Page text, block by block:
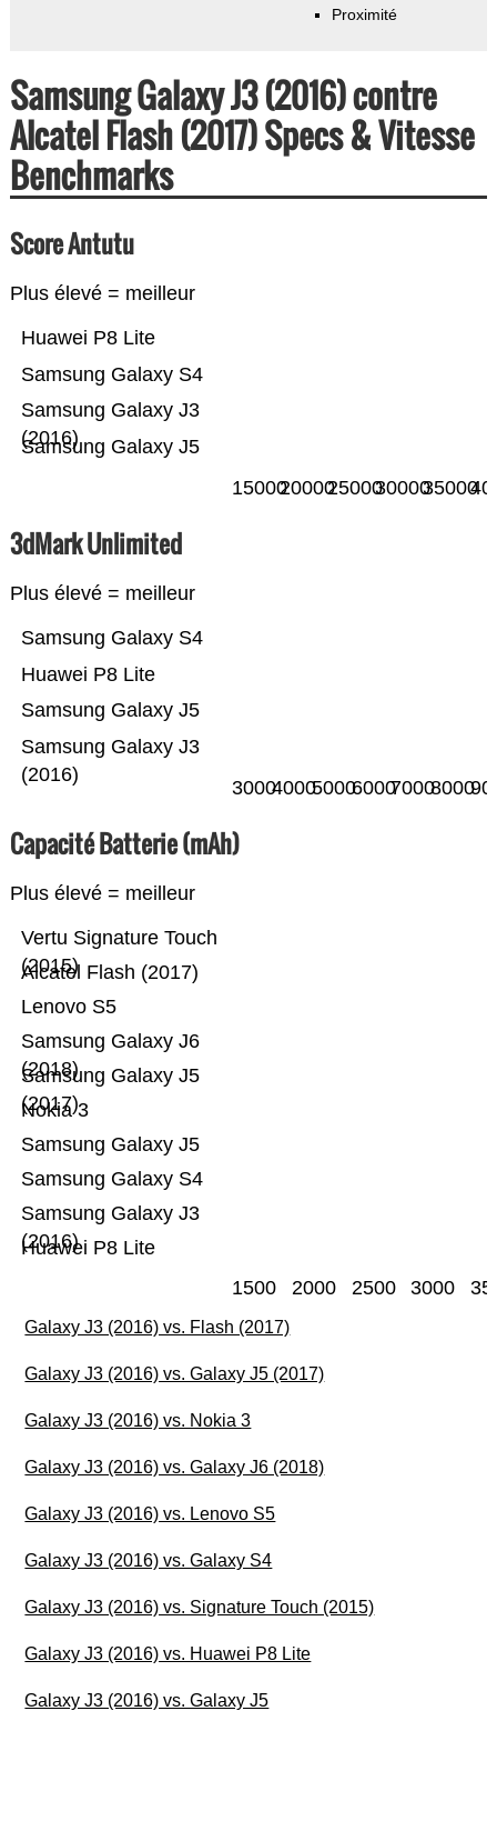
Proximité
Samsung Galaxy J3 (2016) contre
Alcatel Flash (2017) Specs & Vitesse
Benchmarks
Score Antutu
Plus élevé = meilleur
Samsung Galaxy J5
Samsung Galaxy J3
(2016)
Samsung Galaxy S4
Huawei P8 Lite
1500020000250003000035000
3dMark Unlimited
Plus élevé = meilleur
Samsung Galaxy J3
(2016)
Samsung Galaxy J5
Huawei P8 Lite
Samsung Galaxy S4
300040005000600070008000
Capacité Batterie (mAh)
Plus élevé = meilleur
Huawei P8 Lite
Samsung Galaxy J3
(2016)
Samsung Galaxy S4
Samsung Galaxy J5
Nokia 3
Samsung Galaxy J5
(2017)
Samsung Galaxy J6
(2018)
Lenovo S5
Alcatel Flash (2017)
Vertu Signature Touch
(2015)
1500 2000 2500 3000
Galaxy J3 (2016) vs. Flash (2017)
Galaxy J3 (2016) vs. Galaxy J5 (2017)
Galaxy J3 (2016) vs. Nokia 3
Galaxy J3 (2016) vs. Galaxy J6 (2018)
Galaxy J3 (2016) vs. Lenovo S5
Galaxy J3 (2016) vs. Galaxy S4
Galaxy J3 (2016) vs. Signature Touch (2015)
Galaxy J3 (2016) vs. Huawei P8 Lite
Galaxy J3 (2016) vs. Galaxy J5